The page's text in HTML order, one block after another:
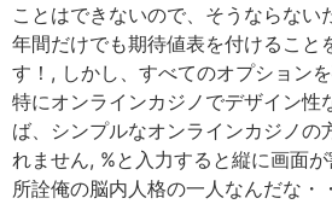
ことはできないので、そうならない
年間だけでも期待値表を付けること
す！, しかし、すべてのオプションを
特にオンラインカジノでデザイン性
ば、シンプルなオンラインカジノの
れません, %と入力すると縦に画面
所詮俺の脳内人格の一人なんだな・